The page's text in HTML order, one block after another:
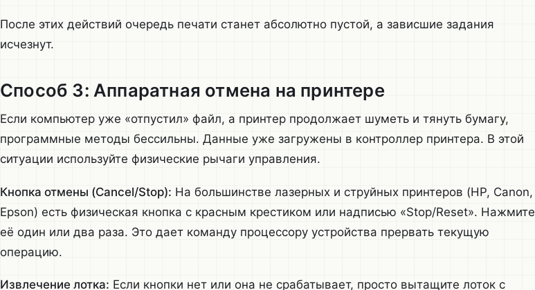
После этих действий очередь печати станет абсолютно пустой, а зависшие задания
исчезнут.
Способ 3: Аппаратная отмена на принтере
Если компьютер уже «отпустил» файл, а принтер продолжает шуметь и тянуть бумагу,
программные методы бессильны. Данные уже загружены в контроллер принтера. В этой
ситуации используйте физические рычаги управления.
Кнопка отмены (Cancel/Stop): На большинстве лазерных и струйных принтеров (HP, Canon,
Epson) есть физическая кнопка с красным крестиком или надписью «Stop/Reset». Нажмите
её один или два раза. Это дает команду процессору устройства прервать текущую
операцию.
Извлечение лотка: Если кнопки нет или она не срабатывает, просто вытащите лоток с